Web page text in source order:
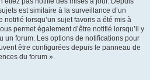
est similaire à la surveillance d’un
notifié lorsqu’un sujet favoris a été mis à
permet également d’être notifié lorsqu’il y
un forum. Les options de notifications pour
être configurées depuis le panneau de
du forum ».